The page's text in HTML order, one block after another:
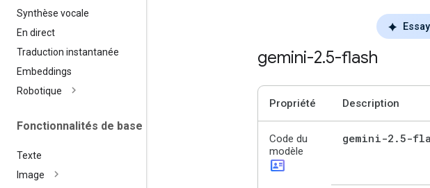
Synthèse vocale
En direct
Traduction instantanée
Embeddings
Robotique
Fonctionnalités de base
Texte
Image
gemini-2.5-flash
Propriété Description
Code du
modèle
id_card
gemini-2 .5-